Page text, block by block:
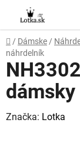
obsah
Domov
/ Dámske /
náhrdelník
Značka: Lotka